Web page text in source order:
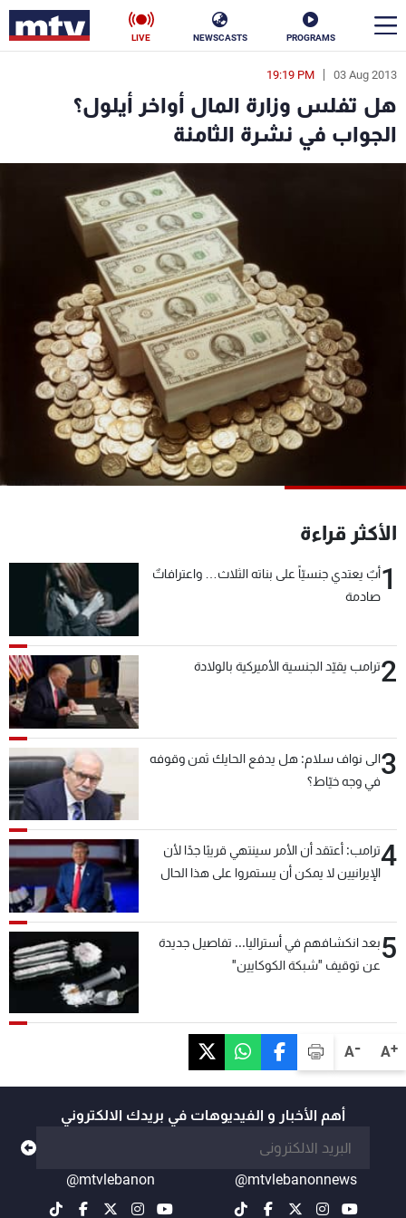
PROGRAMS
NEWSCASTS
LIVE
A+
A-
03 Aug 2013
19:19 PM
هل تفلس وزارة المال أواخر أيلول؟
الجواب في نشرة الثامنة
الأكثر قراءة
1أبٌ يعتدي جنسيّاً على بناته الثلاث… واعترافاتٌ
صادمة
2ترامب يقيّد الجنسية الأميركية بالولادة
3الى نواف سلام: هل يدفع الحايك ثمن وقوفه
في وجه خيّاط؟
4ترامب: أعتقد أن الأمر سينتهي قريبًا جدًا لأن
الإيرانيين لا يمكن أن يستمروا على هذا الحال
5بعد انكشافهم في أستراليا... تفاصيل جديدة
عن توقيف "شبكة الكوكايين"
أهم الأخبار و الفيديوهات في بريدك الالكتروني
@mtvlebanonnews
@mtvlebanon
en
الأخبار
سياسة ناس
فن
رياضة
كأس العالم
البرامج
جدول البرامج
شاهد البرامج
الإنـتـاج
لاعلاناتكم
سياسة الخصوصية